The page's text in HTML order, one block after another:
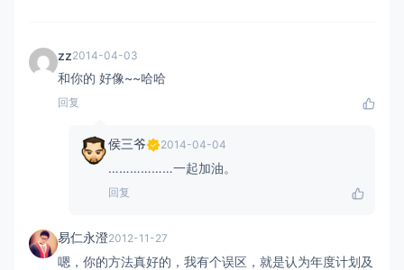
zz2014-04-03
和你的 好像~~哈哈
回复
侯三爷 2014-04-04
………………一起加油。
回复
易仁永澄2012-11-27
嗯，你的方法真好的，我有个误区，就是认为年度计划及